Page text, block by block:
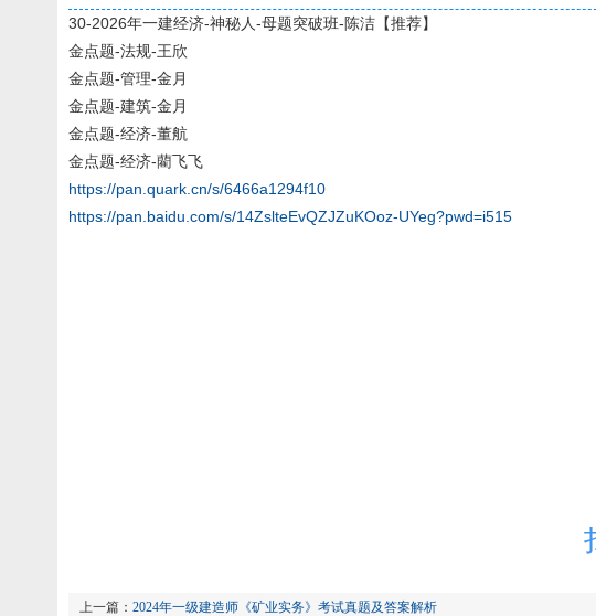
30-2026年一建经济-神秘人-母题突破班-陈洁【推荐】
金点题-法规-王欣
金点题-管理-金月
金点题-建筑-金月
金点题-经济-董航
金点题-经济-藺飞飞
https://pan.quark.cn/s/6466a1294f10
https://pan.baidu.com/s/14ZslteEvQZJZuKOoz-UYeg?pwd=i515
上一篇： 2024年一级建造师《矿业实务》考试真题及答案解析